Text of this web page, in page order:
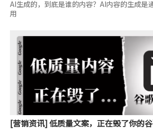
AI生成的，到底是谁的内容？AI内容的生成是
用
[营销资讯]低质量文案，正在毁了你的